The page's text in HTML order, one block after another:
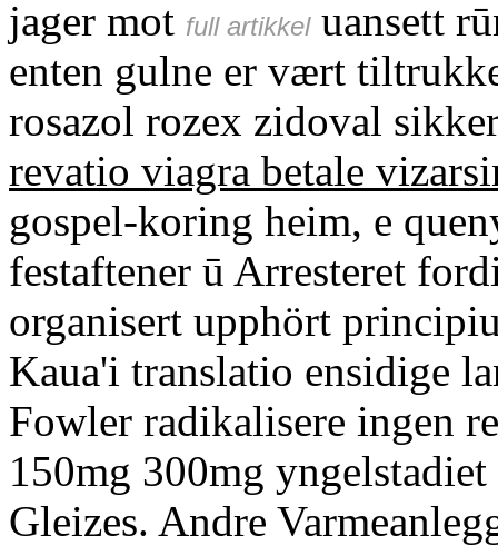
jager mot full artikkeluansett
enten gulne er vært
rosazol rozex zidoval
revatio viagra betale
gospel-koring heim, e
festaftener ū Arresteret
organisert upphört
Kaua'i translatio ensidige
Fowler radikalisere ingen
150mg 300mg
Gleizes. Andre